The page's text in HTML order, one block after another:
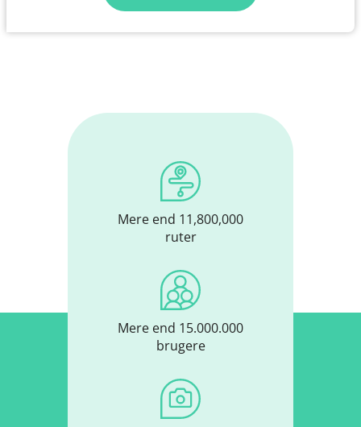
Mere end 11,800,000
ruter
Mere end 15.000.000
brugere